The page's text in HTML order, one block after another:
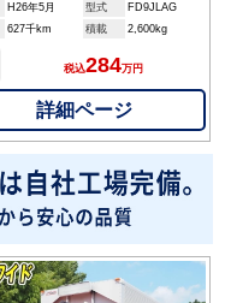
H26年5月 型式
FD9JLAG
627千km 積載 2,600kg
税込284万円
詳細ページ